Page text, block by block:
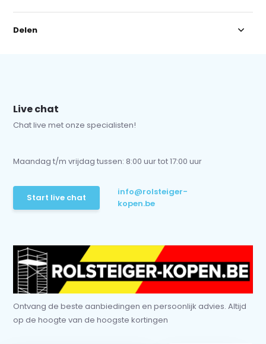
Delen
Live chat
Chat live met onze specialisten!
Maandag t/m vrijdag tussen: 8:00 uur tot 17:00 uur
Start live chat
info@rolsteiger-
kopen.be
Ontvang de beste aanbiedingen en persoonlijk advies. Altijd
op de hoogte van de hoogste kortingen